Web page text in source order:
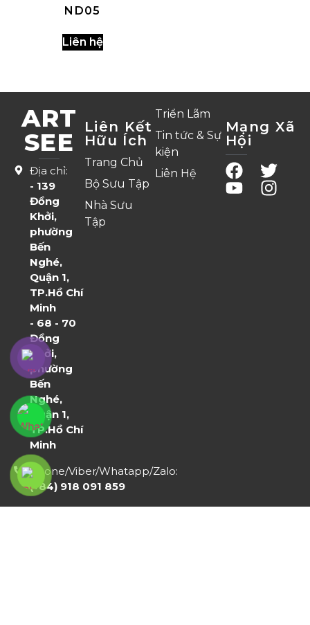
ND05
Liên hệ
ART
SEE
Địa chỉ:
- 139
Đồng
Khởi,
phường
Bến
Nghé,
Quận 1,
TP.Hồ Chí
Minh
- 68 - 70
Đồng
Khởi,
phường
Bến
Nghé,
Quận 1,
TP.Hồ Chí
Minh
Phone/Viber/Whatapp/Zalo:
(+84) 918 091 859
Liên Kết
Hữu Ích
Trang Chủ
Bộ Sưu Tập
Nhà Sưu
Tập
Triển Lãm
Tin tức & Sự
kiện
Liên Hệ
Mạng Xã
Hội